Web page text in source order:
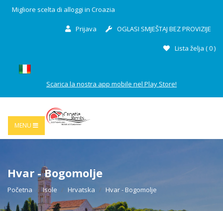
Migliore scelta di alloggi in Croazia
Prijava OGLASI SMJEŠTAJ BEZ PROVIZIJE
Lista želja (0)
Scarica la nostra app mobile nel Play Store!
MENU
Hvar - Bogomolje
Početna Isole Hrvatska Hvar - Bogomolje